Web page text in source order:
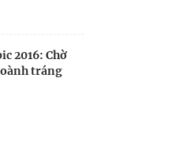
2016: Chờ
tráng